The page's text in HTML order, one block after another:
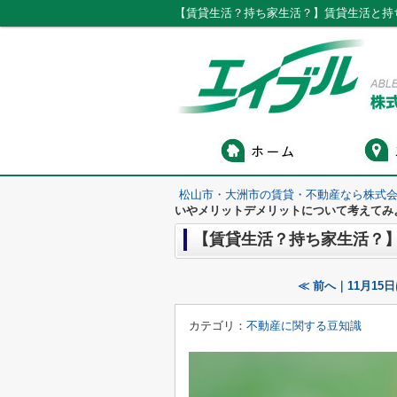
【賃貸生活？持ち家生活？】賃貸生活と
松山市・大洲市の賃貸・不動産なら株式
いやメリットデメリットについて考えてみ
【賃貸生活？持ち家生活
≪ 前へ｜11月15日
カテゴリ： 不動産に関する豆知識